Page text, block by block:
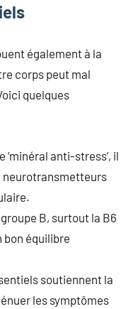
également à la
corps peut mal
quelques
‘minéral anti-stress’, il
neurotransmetteurs
B, surtout la B6
bon équilibre
soutiennent la
les symptômes